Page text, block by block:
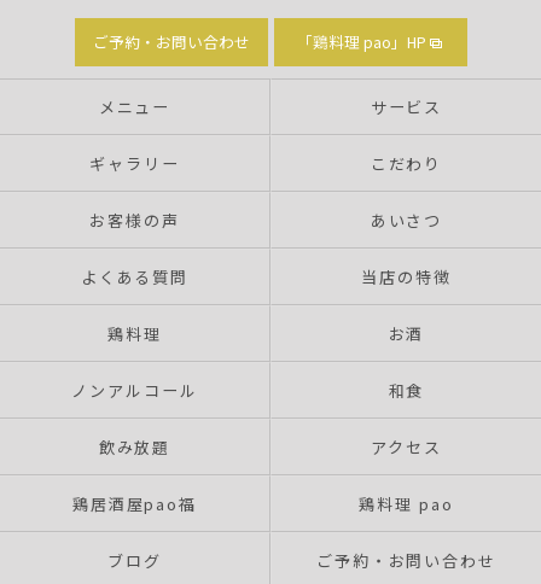
ご予約・お問い合わせ 「鶏料理 pao」HP
メニュー サービス
ギャラリー こだわり
お客様の声 あいさつ
よくある質問 当店の特徴
鶏料理 お酒
ノンアルコール 和食
飲み放題 アクセス
鶏居酒屋pao福 鶏料理 pao
ブログ ご予約・お問い合わせ